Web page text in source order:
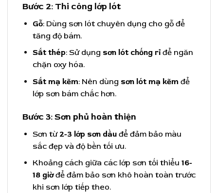
Bước 2: Thi công lớp lót
Gỗ: Dùng sơn lót chuyên dụng cho gỗ để
tăng độ bám.
Sắt thép: Sử dụng sơn lót chống rỉđể ngăn
chặn oxy hóa.
Sắt mạ kẽm: Nên dùng sơn lót mạ kẽm để
lớp sơn bám chắc hơn.
Bước 3: Sơn phủ hoàn thiện
Sơn từ 2-3 lớp sơn dầuđể đảm bảo màu
sắc đẹp và độ bền tối ưu.
Khoảng cách giữa các lớp sơn tối thiểu 16-
18 giờđể đảm bảo sơn khô hoàn toàn trước
khi sơn lớp tiếp theo.